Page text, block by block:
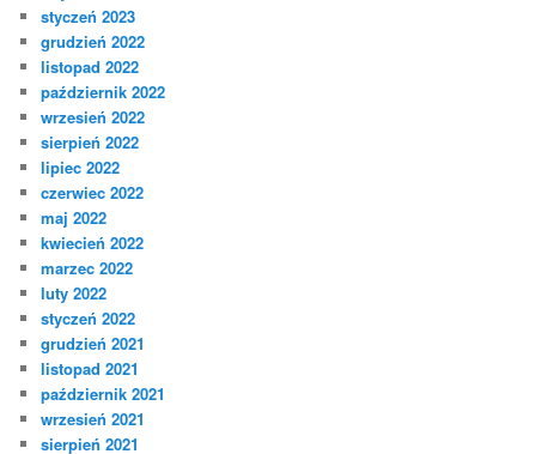
styczeń 2023
grudzień 2022
listopad 2022
październik 2022
wrzesień 2022
sierpień 2022
lipiec 2022
czerwiec 2022
maj 2022
kwiecień 2022
marzec 2022
luty 2022
styczeń 2022
grudzień 2021
listopad 2021
październik 2021
wrzesień 2021
sierpień 2021